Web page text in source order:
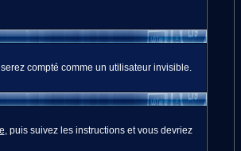
compté comme un utilisateur invisible.
, puis suivez les instructions et vous devriez